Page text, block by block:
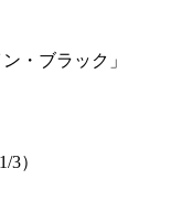
・ブラック」
）